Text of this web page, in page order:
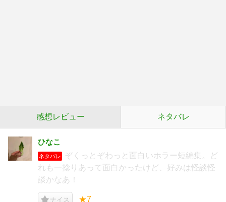
感想レビュー ネタバレ
ひなこ
ネタバレ
ぞくっとぞわっと面白いホラー短編集。ど
れも一捻りあって面白かったけど、好みは怪談怪
談かなあ！
ナイス ★7